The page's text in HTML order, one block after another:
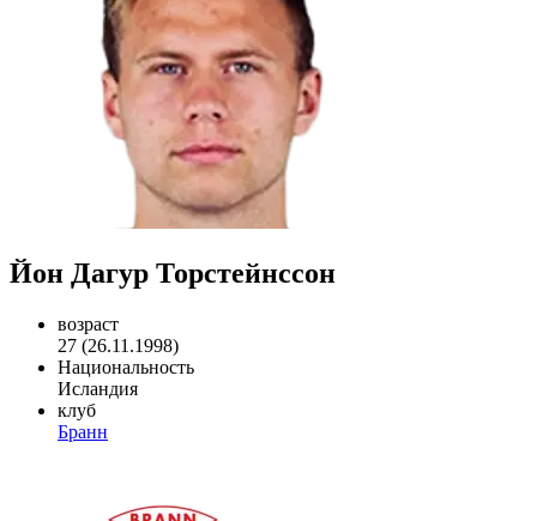
Йон Дагур Торстейнссон
возраст
27 (26.11.1998)
Национальность
Исландия
клуб
Бранн